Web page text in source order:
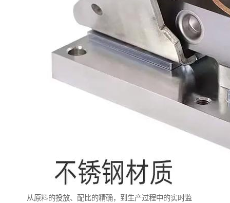
从原料的投放、配比的精确，到生产过程中的实时监